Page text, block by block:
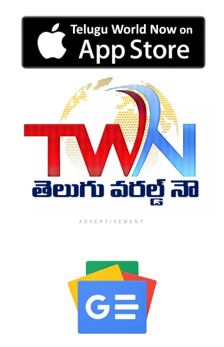
ADVERTISEMENT